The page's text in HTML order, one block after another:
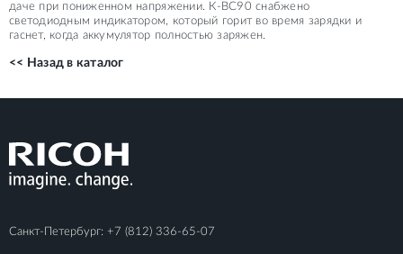
даче при пониженном напряжении. К-ВС90 снабжено
светодиодным индикатором, который горит во время зарядки и
гаснет, когда аккумулятор полностью заряжен.
<< Назад в каталог
Санкт-Петербург: +7 (812) 336-65-07